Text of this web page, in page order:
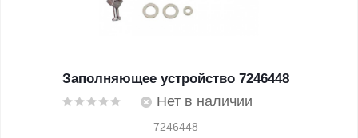
Заполняющее устройство 7246448
Нет в наличии
7246448